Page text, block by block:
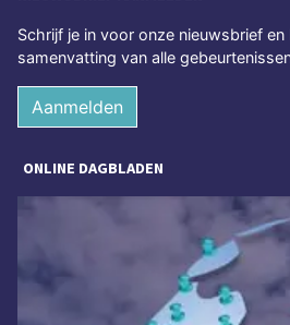
Schrijf je in voor onze nieuwsbrief
samenvatting van alle
Aanmelden
ONLINE DAGBLADEN